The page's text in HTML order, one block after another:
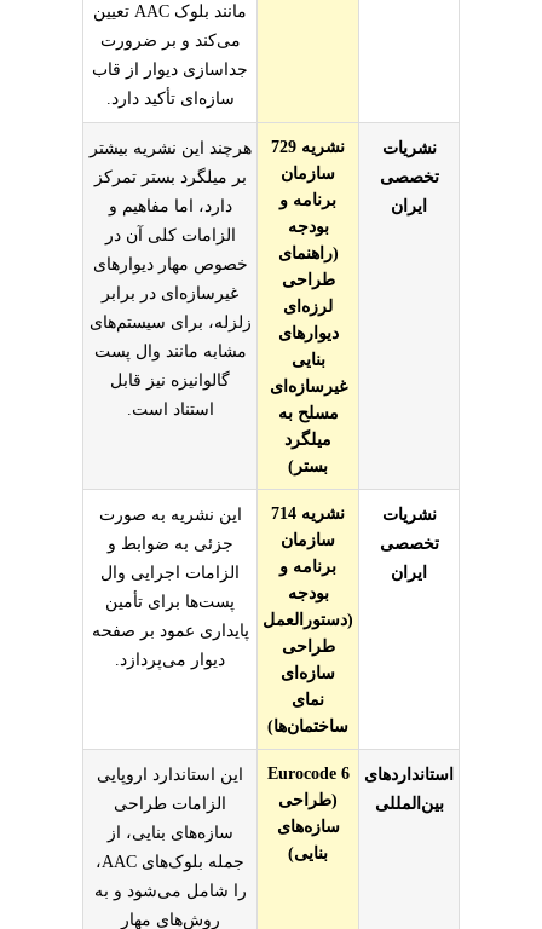
مانند بلوک AAC تعیین
می‌کند و بر ضرورت
جداسازی دیوار از قاب
سازه‌ای تأکید دارد.
نشریات
تخصصی
ایران
نشریه 729
سازمان
برنامه و
بودجه
(راهنمای
طراحی
لرزه‌ای
دیوارهای
بنایی
غیرسازه‌ای
مسلح به
میلگرد
بستر)
هرچند این نشریه بیشتر
بر میلگرد بستر تمرکز
دارد، اما مفاهیم و
الزامات کلی آن در
خصوص مهار دیوارهای
غیرسازه‌ای در برابر
زلزله، برای سیستم‌های
مشابه مانند وال پست
گالوانیزه نیز قابل
استناد است.
نشریات
تخصصی
ایران
نشریه 714
سازمان
برنامه و
بودجه
(دستورالعمل
طراحی
سازه‌ای
نمای
ساختمان‌ها)
این نشریه به صورت
جزئی به ضوابط و
الزامات اجرایی وال
پست‌ها برای تأمین
پایداری عمود بر صفحه
دیوار می‌پردازد.
استانداردهای
بین‌المللی
Eurocode 6
(طراحی
سازه‌های
بنایی)
این استاندارد اروپایی
الزامات طراحی
سازه‌های بنایی، از
جمله بلوک‌های AAC،
را شامل می‌شود و به
روش‌های مهار